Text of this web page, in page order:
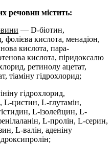
речовин містить:
— D-біотин,
фолієва кислота, менадіон,
кислота, пара-
кислота, піридоксалю
ретинолу ацетат,
тіаміну гідрохлорид;
гідрохлорид,
L-цистин, L-глутамін,
L-ізолейцин, L-
L-пролін, L-серин,
L-валін, аденіну